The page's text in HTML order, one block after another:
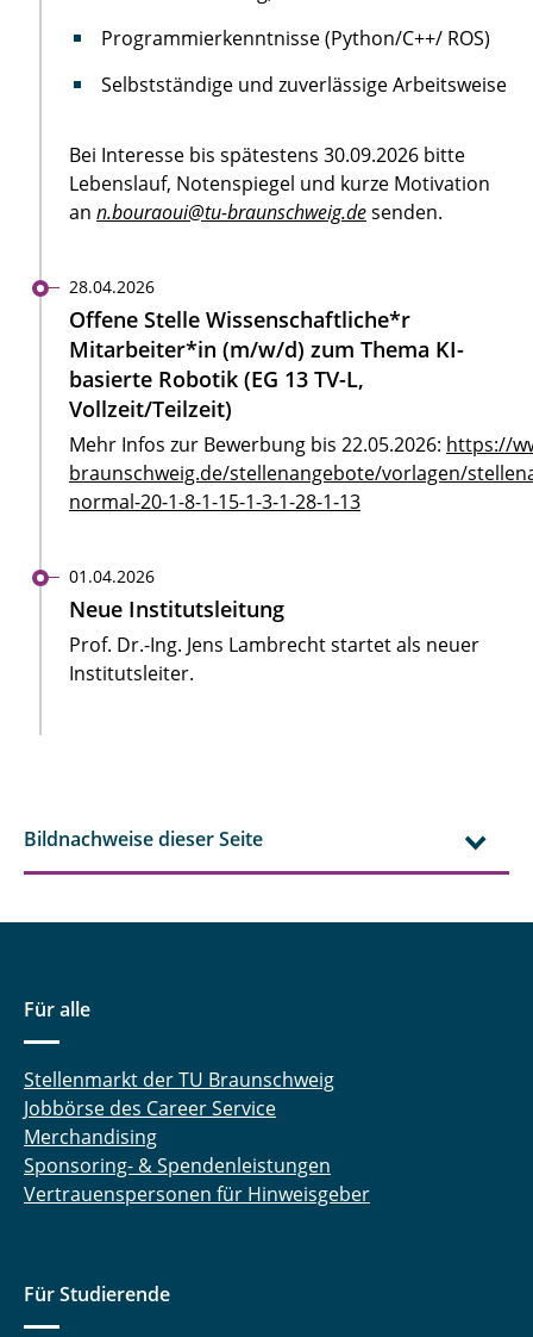
Programmierkenntnisse (Python/C++/ ROS)
Selbstständige und zuverlässige Arbeitsweise
Bei Interesse bis spätestens 30.09.2026 bitte
Lebenslauf, Notenspiegel und kurze Motivation
an n.bouraoui@tu-braunschweig.desenden.
28.04.2026
Offene Stelle Wissenschaftliche*r
Mitarbeiter*in (m/w/d) zum Thema KI-
basierte Robotik (EG 13 TV-L,
Vollzeit/Teilzeit)
Mehr Infos zur Bewerbung bis 22.05.2026: https://
braunschweig.de/stellenangebote/vorlagen/
normal-20-1-8-1-15-1-3-1-28-1-13
01.04.2026
Neue Institutsleitung
Prof. Dr.-Ing. Jens Lambrecht startet als neuer
Institutsleiter.
Bildnachweise dieser Seite
Für alle
Stellenmarkt der TU Braunschweig
Jobbörse des Career Service
Merchandising
Sponsoring- & Spendenleistungen
Vertrauenspersonen für Hinweisgeber
Für Studierende